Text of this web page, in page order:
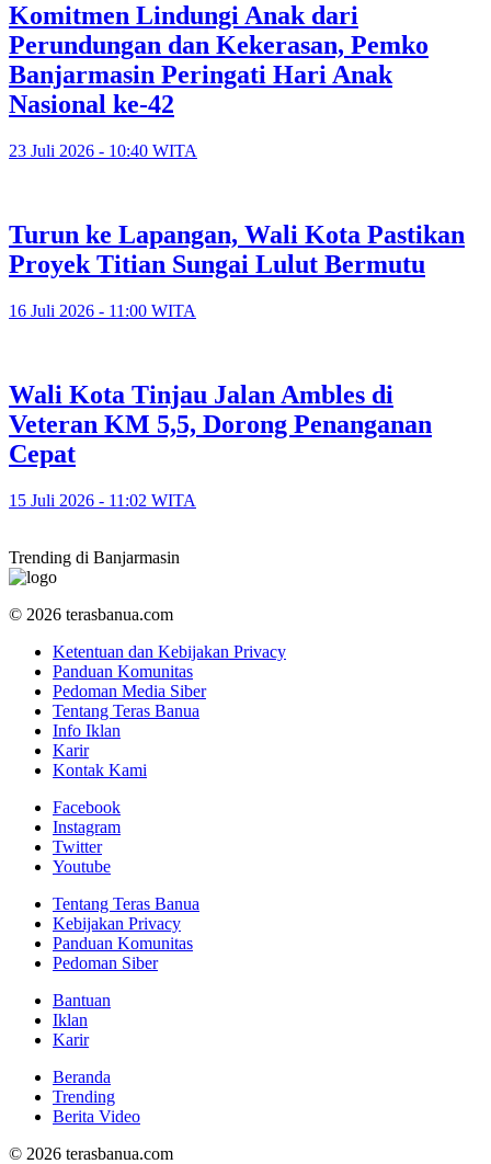
Komitmen Lindungi Anak dari
Perundungan dan Kekerasan, Pemko
Banjarmasin Peringati Hari Anak
Nasional ke-42
23 Juli 2026 - 10:40 WITA
Turun ke Lapangan, Wali Kota Pastikan
Proyek Titian Sungai Lulut Bermutu
16 Juli 2026 - 11:00 WITA
​Wali Kota Tinjau Jalan Ambles di
Veteran KM 5,5, Dorong Penanganan
Cepat
15 Juli 2026 - 11:02 WITA
Trending di Banjarmasin
© 2026 terasbanua.com
Ketentuan dan Kebijakan Privacy
Panduan Komunitas
Pedoman Media Siber
Tentang Teras Banua
Info Iklan
Karir
Kontak Kami
Facebook
Instagram
Twitter
Youtube
Tentang Teras Banua
Kebijakan Privacy
Panduan Komunitas
Pedoman Siber
Bantuan
Iklan
Karir
Beranda
Trending
Berita Video
© 2026 terasbanua.com